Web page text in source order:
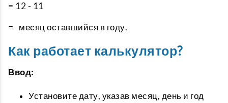
= 12 - 11
= месяц оставшийся в году.
Как работает калькулятор?
Ввод:
Установите дату, указав месяц, день и год